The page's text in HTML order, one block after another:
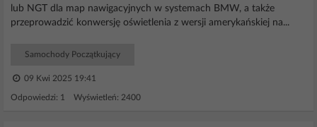
lub NGT dla map nawigacyjnych w systemach BMW, a także
przeprowadzić konwersję oświetlenia z wersji amerykańskiej na...
Samochody Początkujący
09 Kwi 2025 19:41
Odpowiedzi: 1 Wyświetleń: 2400